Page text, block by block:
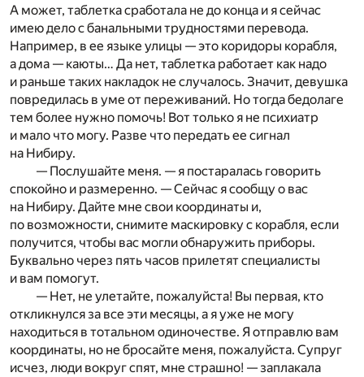
А может, таблетка сработала не до конца и я сейчас
имею дело с банальными трудностями перевода.
Например, в ее языке улицы — это коридоры корабля,
а дома — каюты… Да нет, таблетка работает как надо
и раньше таких накладок не случалось. Значит, девушка
повредилась в уме от переживаний. Но тогда бедолаге
тем более нужно помочь! Вот только я не психиатр
и мало что могу. Разве что передать ее сигнал
на Нибиру.
— Послушайте меня. — я постаралась говорить
спокойно и размеренно. — Сейчас я сообщу о вас
на Нибиру. Дайте мне свои координаты и,
по возможности, снимите маскировку с корабля, если
получится, чтобы вас могли обнаружить приборы.
Буквально через пять часов прилетят специалисты
и вам помогут.
— Нет, не улетайте, пожалуйста! Вы первая, кто
откликнулся за все эти месяцы, а я уже не могу
находиться в тотальном одиночестве. Я отправлю вам
координаты, но не бросайте меня, пожалуйста. Супруг
исчез, люди вокруг спят, мне страшно! — заплакала